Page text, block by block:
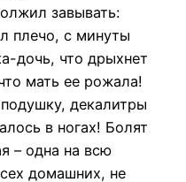
завывать:
плечо, с минуты
дочь, что дрыхнет
мать ее рожала!
декалитры
в ногах! Болят
– одна на всю
домашних, не